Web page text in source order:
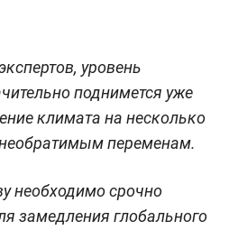
уровень
поднимется уже
климата на несколько
переменам.
необходимо срочно
замедления глобального